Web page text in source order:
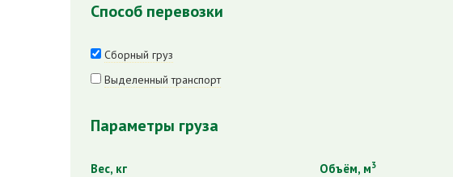
Способ перевозки
Сборный груз
Выделенный транспорт
Параметры груза
Вес, кг Объём, м3